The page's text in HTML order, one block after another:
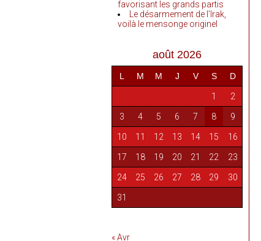
favorisant les grands partis
Le désarmement de l’Irak,
voilà le mensonge originel
août 2026
L M M J V S D
1 2
3 4 5 6 7 8 9
10 11 12 13 14 15 16
17 18 19 20 21 22 23
24 25 26 27 28 29 30
31
« Avr